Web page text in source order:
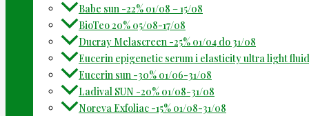
Babe sun -22% 01/08 – 15/08
BioTeo 20% 05/08-17/08
Ducray Melascreen -25% 01/04 do 31/08
Eucerin epigenetic serum i elasticity ultra light
Eucerin sun -30% 01/06-31/08
Ladival SUN -20% 01/08-31/08
Noreva Exfoliac -15% 01/08-31/08